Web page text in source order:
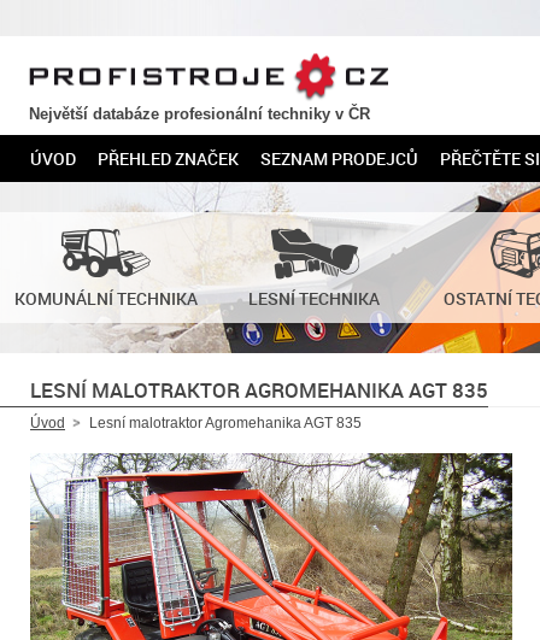
PROFISTROJE.CZ
Největší databáze profesionální techniky v ČR
ÚVOD PŘEHLED ZNAČEK SEZNAM PRODEJCŮ PŘEČTĚTE SI
KOMUNÁLNÍ TECHNIKA LESNÍ TECHNIKA OSTATNÍ
LESNÍ MALOTRAKTOR AGROMEHANIKA AGT 835
Úvod Lesní malotraktor Agromehanika AGT 835